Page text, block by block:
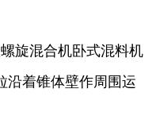
旋混合机卧式混料机
沿着锥体壁作周围运